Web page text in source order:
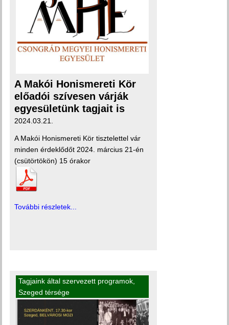
A Makói Honismereti Kör
előadói szívesen várják
egyesületünk tagjait is
2024.03.21.
A Makói Honismereti Kör tisztelettel vár
minden érdeklődőt 2024. március 21-én
(csütörtökön) 15 órakor
További részletek...
Tagjaink által szervezett programok
Szeged térsége